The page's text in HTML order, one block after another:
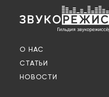
О НАС
СТАТЬИ
НОВОСТИ